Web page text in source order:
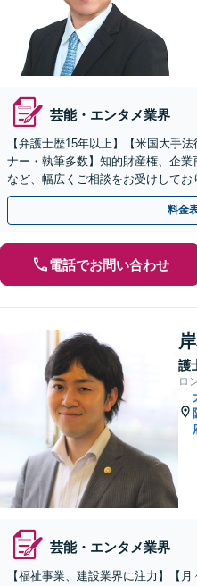
芸能・エンタメ業界
【弁護士歴15年以上】【米国大手
ナー・執筆多数】知的財産権、企
など、幅広くご相談をお受けして
リーランスの方もぜひご相談くださ
料金
電話でお問い合わせ
護
ロ
芸能・エンタメ業界
【福祉事業、建設業界に注力】【